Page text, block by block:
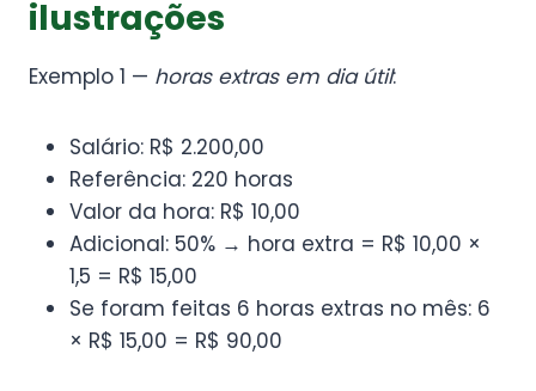
ilustrações
Exemplo 1 — horas extras em dia útil:
Salário: R$ 2.200,00
Referência: 220 horas
Valor da hora: R$ 10,00
Adicional: 50% → hora extra = R$ 10,00 ×
1,5 = R$ 15,00
Se foram feitas 6 horas extras no mês: 6
× R$ 15,00 = R$ 90,00